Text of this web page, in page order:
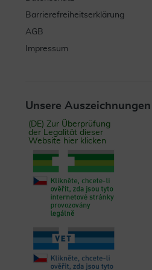
Barrierefreiheitserklärung
AGB
Impressum
Unsere Auszeichnungen
(DE) Zur Überprüfung
der Legalität dieser
Website hier klicken